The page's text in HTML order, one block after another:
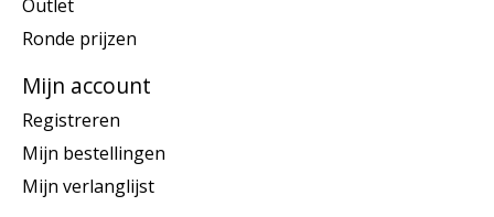
Outlet
Ronde prijzen
Mijn account
Registreren
Mijn bestellingen
Mijn verlanglijst